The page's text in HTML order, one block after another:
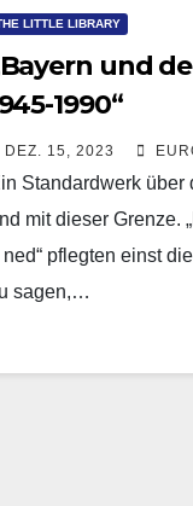
LITTLE LIBRARY
und
1990“
DEZ. 15, 2023
Standardwerk über
mit dieser Grenze.
ned“ pflegten einst
sagen,…